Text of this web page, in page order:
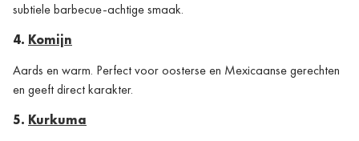
subtiele barbecue-achtige smaak.
4. Komijn
Aards en warm. Perfect voor oosterse en Mexicaanse gerechten
en geeft direct karakter.
5. Kurkuma